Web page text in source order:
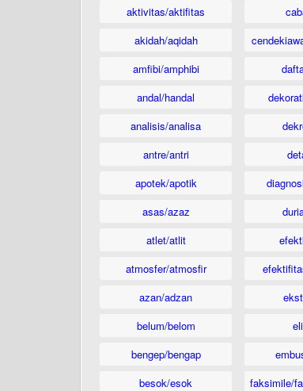
aktivitas/aktifitas
akidah/aqidah
amfibi/amphibi
andal/handal
analisis/analisa
antre/antri
apotek/apotik
asas/azaz
atlet/atlit
atmosfer/atmosfir
azan/adzan
belum/belom
bengep/bengap
besok/esok
faksimile/